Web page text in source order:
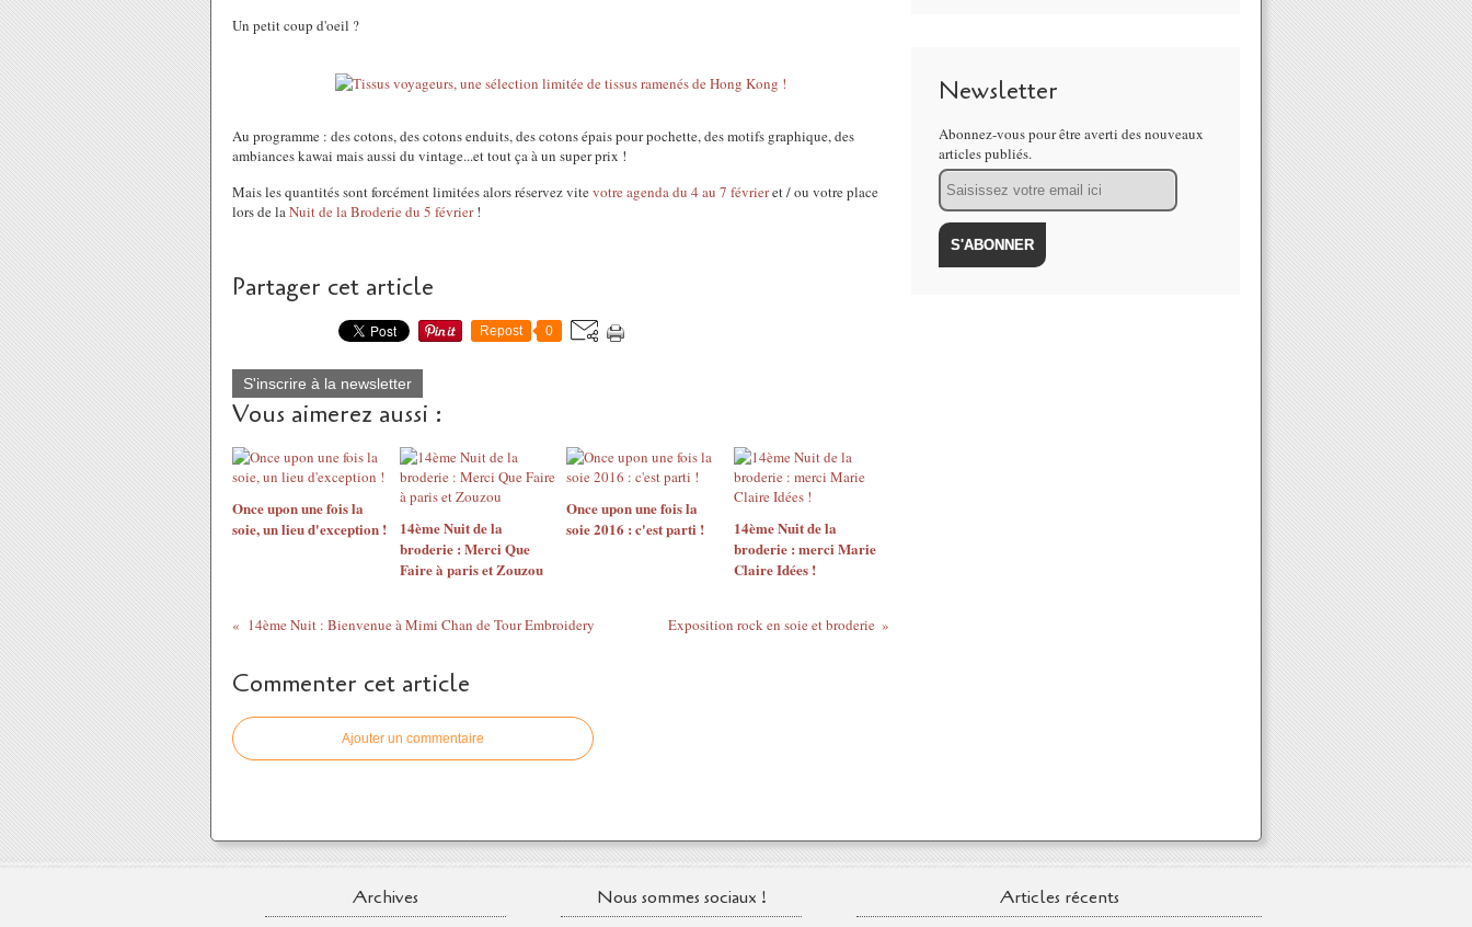
Un petit coup d'oeil ?
Au programme : des cotons, des cotons enduits, des cotons épais pour pochette, des motifs graphique, des
ambiances kawai mais aussi du vintage...et tout ça à un super prix !
Mais les quantités sont forcément limitées alors réservez vitevotre agenda du 4 au 7 févrieret / ou votre place
lors de laNuit de la Broderie du 5 février!
Partager cet article
Repost 0
S'inscrire à la newsletter
Vous aimerez aussi :
Once upon une fois la
soie, un lieu d'exception !
14ème Nuit de la
broderie : Merci Que
Faire à paris et Zouzou
Once upon une fois la
soie 2016 : c'est parti !
14ème Nuit de la
broderie : merci Marie
Claire Idées !
14ème Nuit : Bienvenue à Mimi Chan de Tour Embroidery Exposition rock en soie et broderie
Commenter cet article
Ajouter un commentaire
Newsletter
Abonnez-vous pour être averti des nouveaux
articles publiés.
Email
Archives Nous sommes sociaux ! Articles récents